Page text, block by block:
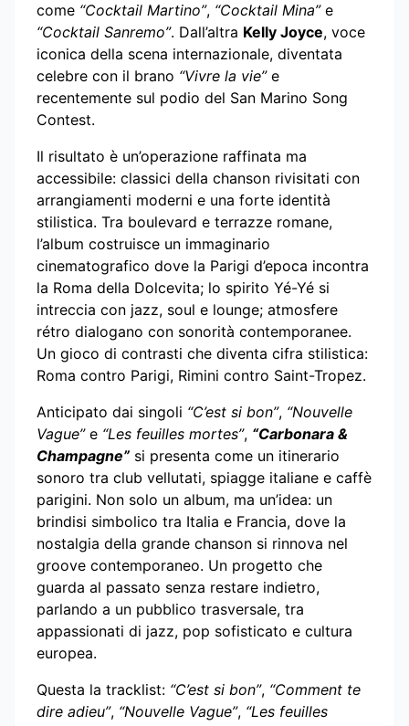
come “Cocktail Martino”, “Cocktail Mina”e
“Cocktail Sanremo”. Dall’altra Kelly Joyce, voce
iconica della scena internazionale, diventata
celebre con il brano “Vivre la vie”e
recentemente sul podio del San Marino Song
Contest.
Il risultato è un’operazione raffinata ma
accessibile: classici della chanson rivisitati con
arrangiamenti moderni e una forte identità
stilistica. Tra boulevard e terrazze romane,
l’album costruisce un immaginario
cinematografico dove la Parigi d’epoca incontra
la Roma della Dolcevita; lo spirito Yé-Yé si
intreccia con jazz, soul e lounge; atmosfere
rétro dialogano con sonorità contemporanee.
Un gioco di contrasti che diventa cifra stilistica:
Roma contro Parigi, Rimini contro Saint-Tropez.
Anticipato dai singoli “C’est si bon”, “Nouvelle
Vague”e “Les feuilles mortes”, “Carbonara &
Champagne” si presenta come un itinerario
sonoro tra club vellutati, spiagge italiane e caffè
parigini. Non solo un album, ma un’idea: un
brindisi simbolico tra Italia e Francia, dove la
nostalgia della grande chanson si rinnova nel
groove contemporaneo. Un progetto che
guarda al passato senza restare indietro,
parlando a un pubblico trasversale, tra
appassionati di jazz, pop sofisticato e cultura
europea.
Questa la tracklist: “C’est si bon”, “Comment te
dire adieu”, “Nouvelle Vague”, “Les feuilles